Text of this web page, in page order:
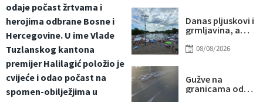
odaje počast žrtvama i
herojima odbrane Bosne i
Hercegovine. U ime Vlade
Tuzlanskog kantona
premijer Halilagić položio je
cvijeće i odao počast na
spomen-obilježjima u
biciklistu
Danas pljuskovi i
grmljavina, a
toplotni talas
08/08/2026
Gužve na
granicama od